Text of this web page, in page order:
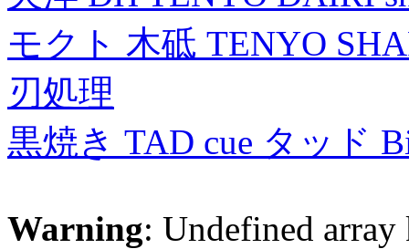
モクト 木砥 TENYO
刃処理
黒焼き TAD cue タッド
Warning: Undefined